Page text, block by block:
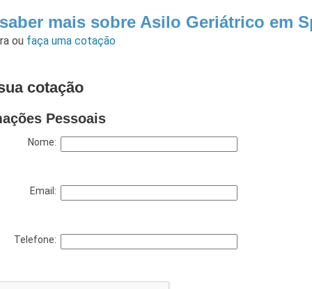
mais sobre Asilo Geriátrico em
ou faça uma cotação
cotação
Pessoais
Nome:
Email:
Telefone: